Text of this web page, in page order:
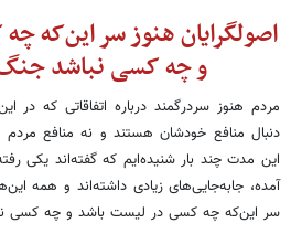
اصولگرایان هنوز سر این‌که
و چه کسی نباشد
مردم هنوز سردرگمند درباره اتفاقاتی که
دنبال منافع خودشان هستند و نه منافع
این مدت چند بار شنیده‌ایم که گفته‌اند یکی
آمده، جابه‌جایی‌های زیادی داشته‌اند و همه
سر این‌که چه کسی در لیست باشد و چه کسی